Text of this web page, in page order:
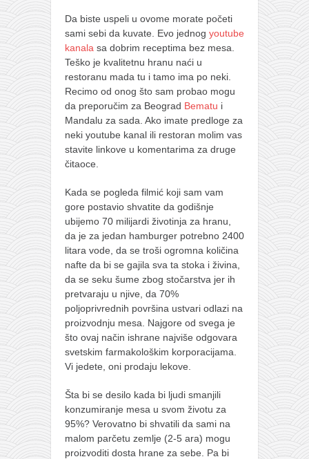
Da biste uspeli u ovome morate početi
sami sebi da kuvate. Evo jednog youtube
kanala sa dobrim receptima bez mesa.
Teško je kvalitetnu hranu naći u
restoranu mada tu i tamo ima po neki.
Recimo od onog što sam probao mogu
da preporučim za Beograd Bematu i
Mandalu za sada. Ako imate predloge za
neki youtube kanal ili restoran molim vas
stavite linkove u komentarima za druge
čitaoce.
Kada se pogleda filmić koji sam vam
gore postavio shvatite da godišnje
ubijemo 70 milijardi životinja za hranu,
da je za jedan hamburger potrebno 2400
litara vode, da se troši ogromna količina
nafte da bi se gajila sva ta stoka i živina,
da se seku šume zbog stočarstva jer ih
pretvaraju u njive, da 70%
poljoprivrednih površina ustvari odlazi na
proizvodnju mesa. Najgore od svega je
što ovaj način ishrane najviše odgovara
svetskim farmakološkim korporacijama.
Vi jedete, oni prodaju lekove.
Šta bi se desilo kada bi ljudi smanjili
konzumiranje mesa u svom životu za
95%? Verovatno bi shvatili da sami na
malom parčetu zemlje (2-5 ara) mogu
proizvoditi dosta hrane za sebe. Pa bi